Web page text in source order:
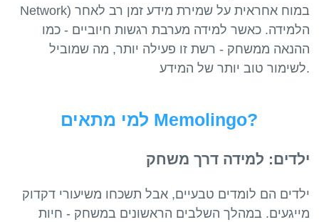
Network) במוח אחראית על שמירת מידע זמן רב לאחר
הלמידה. כאשר למידה מערבת רגשות חיוביים - כמו
ההנאה ממשחק - רשת זו פעילה יותר, מה שמוביל
למי מתאים Memolingo?
ילדים: למידה דרך משחק
ילדים הם לומדים טבעיים, אבל תשכחו משיעורי דקדוק
מייגעים. במהלך השלבים הראשונים במשחק - חיות